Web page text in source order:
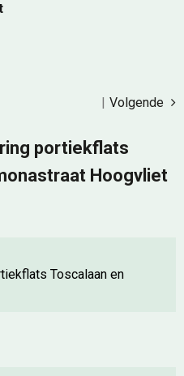
Volgende
|
portiekflats
Hoogvliet
Toscalaan en